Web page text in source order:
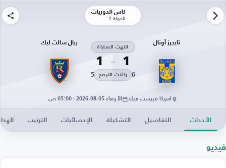
كأس الدوريات
الجولة 1
تايجرز أونال
1
انتهت المباراة
1
6 ركلات الترجيح 5
ريال سالت ليك
أمريكا فيرست فيلد الأربعاء 05-08-2026 · 05:00 ص
الأحداث التفاصيل التشكيلة الإحصائيات الترتيب
فيديو